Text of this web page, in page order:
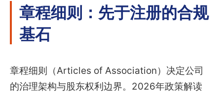
章程细则：先于注册的合规
基石
章程细则（Articles of Association）决定公司
的治理架构与股东权利边界。2026年政策解读